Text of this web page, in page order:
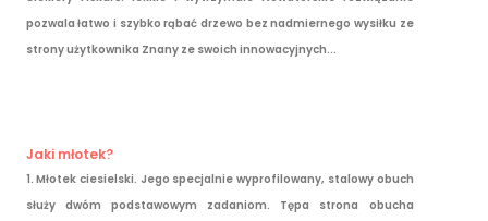
pozwala łatwo i szybko rąbać drzewo bez nadmiernego wysiłku ze
strony użytkownika Znany ze swoich innowacyjnych...
Jaki młotek?
1. Młotek ciesielski. Jego specjalnie wyprofilowany, stalowy obuch
służy dwóm podstawowym zadaniom. Tępa strona obucha